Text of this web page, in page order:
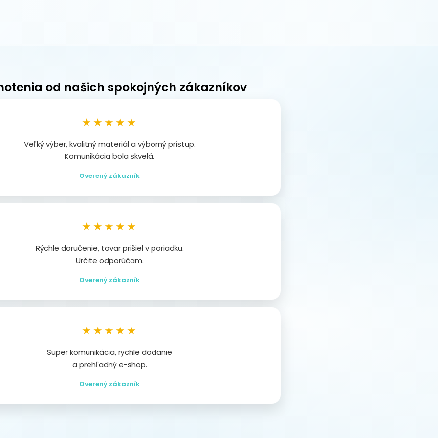
od našich spokojných zákazníkov
★★★★★
Veľký výber, kvalitný materiál a výborný prístup.
Komunikácia bola skvelá.
Overený zákazník
★★★★★
Rýchle doručenie, tovar prišiel v poriadku.
Určite odporúčam.
Overený zákazník
★★★★★
Super komunikácia, rýchle dodanie
a prehľadný e-shop.
Overený zákazník